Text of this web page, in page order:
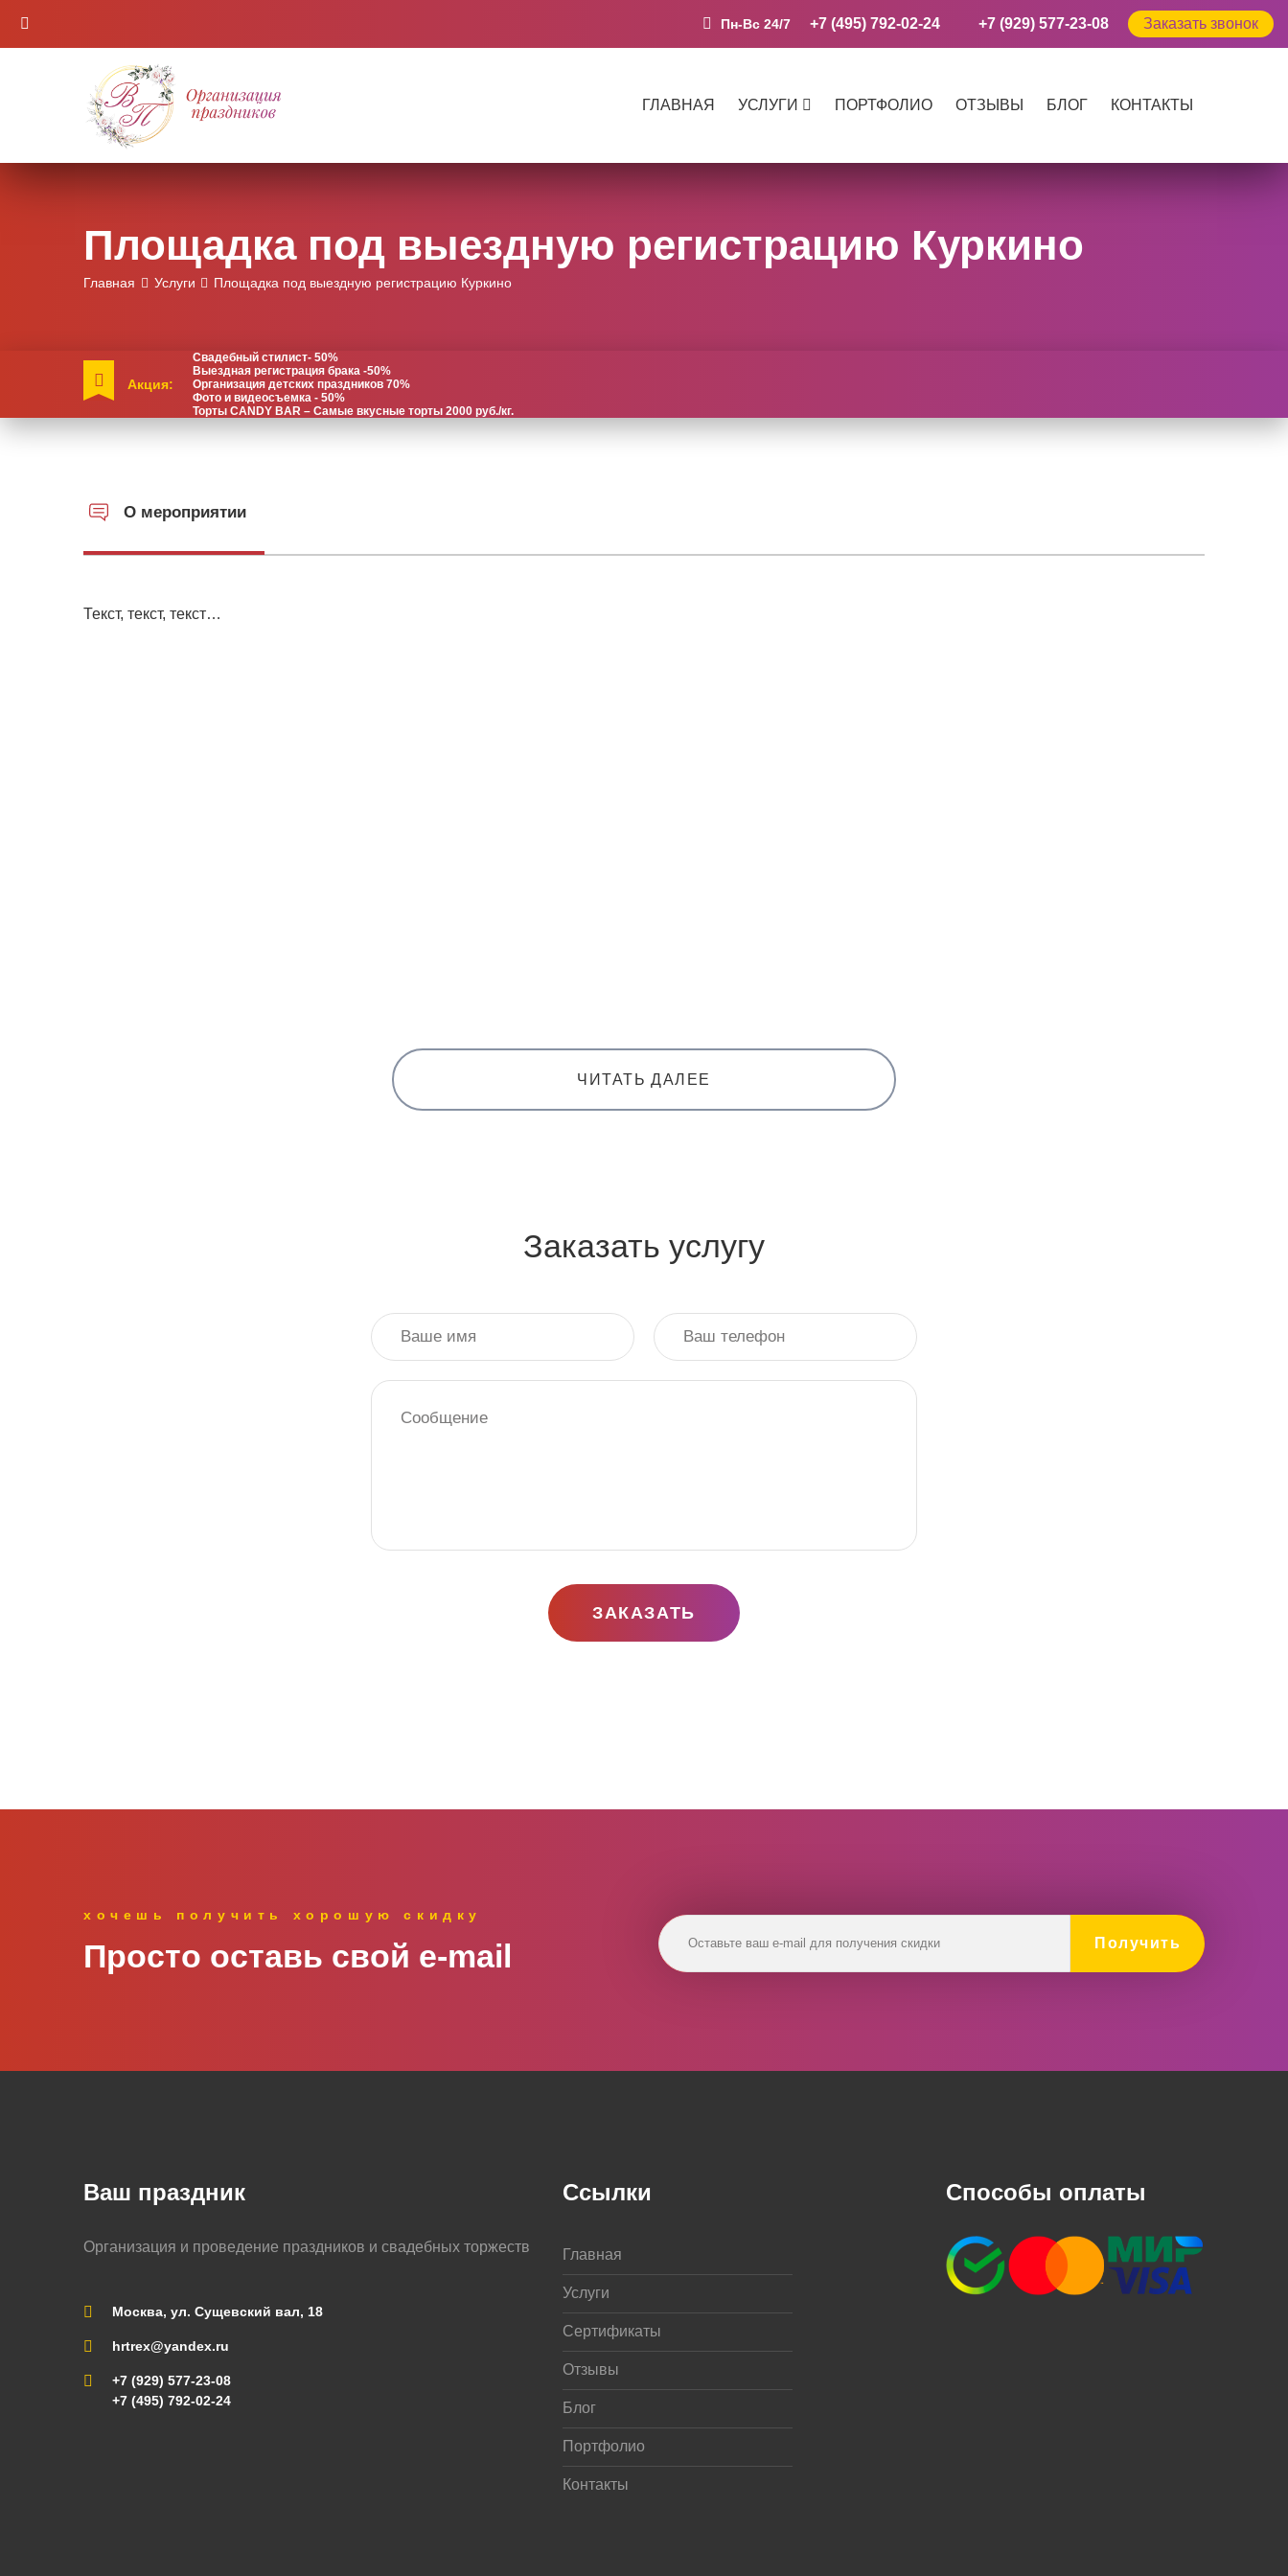
Пн-Вс 24/7 +7 (495) 792-02-24 +7 (929) 577-23-08 Заказать звонок
ГЛАВНАЯ УСЛУГИ ПОРТФОЛИО ОТЗЫВЫ БЛОГ КОНТАКТЫ
Площадка под выездную регистрацию Куркино
Главная Услуги Площадка под выездную регистрацию Куркино
Акция:
Свадебный стилист- 50%
Выездная регистрация брака -50%
Организация детских праздников 70%
Фото и видеосъемка - 50%
Торты CANDY BAR – Самые вкусные торты 2000 руб./кг.
О мероприятии
Текст, текст, текст…
ЧИТАТЬ ДАЛЕЕ
Заказать услугу
ЗАКАЗАТЬ
хочешь получить хорошую скидку
Просто оставь свой e‑mail Получить
Ваш праздник
Организация и проведение праздников и свадебных торжеств
Москва, ул. Сущевский вал, 18
hrtrex@yandex.ru
+7 (929) 577-23-08
+7 (495) 792-02-24
Ссылки
Главная
Услуги
Сертификаты
Отзывы
Блог
Портфолио
Контакты
Способы оплаты